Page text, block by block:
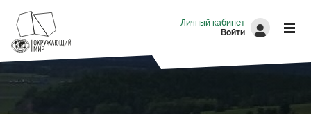
Личный кабинет
Войти